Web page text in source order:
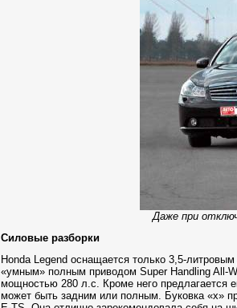
Даже при
Силовые разборки
Honda Legend оснащается только 3,5-
«умным» полным приводом Super Handling All-
мощностью 280 л.с. Кроме него предлагается
может быть задним или полным. Буковка «х»